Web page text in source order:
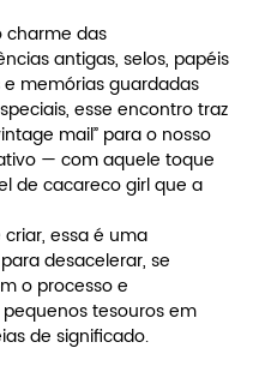
charme das
antigas, selos, papéis
memórias guardadas
esse encontro traz
mail” para o nosso
— com aquele toque
de cacareco girl que a
essa é uma
desacelerar, se
o processo e
tesouros em
de significado.